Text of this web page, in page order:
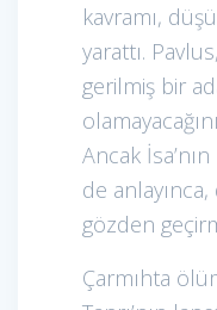
kavramı,
yarattı.
gerilmiş bir
Ancak
de
gözden
Çarmıhta